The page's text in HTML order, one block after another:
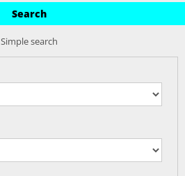
Search
Simple search